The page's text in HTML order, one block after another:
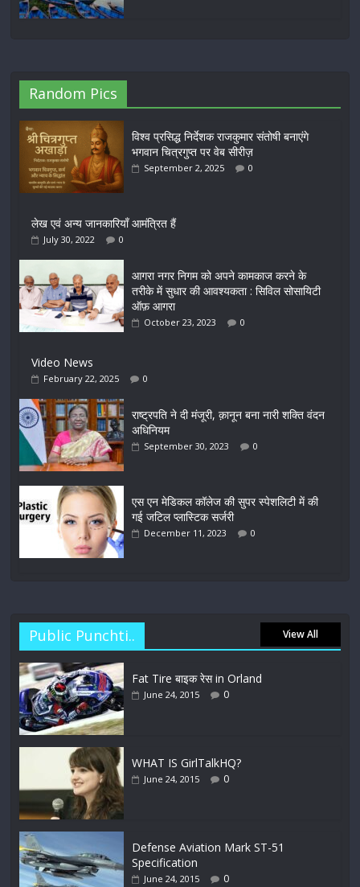
Random Pics
विश्व प्रसिद्ध निर्देशक राजकुमार संतोषी बनाएंगे
भगवान चित्रगुप्त पर वेब सीरीज़
September 2, 2025 0
लेख एवं अन्य जानकारियाँ आमंत्रित हैं
July 30, 2022 0
आगरा नगर निगम को अपने कामकाज करने के
तरीके में सुधार की आवश्यकता : सिविल सोसायिटी
ऑफ़ आगरा
October 23, 2023 0
Video News
February 22, 2025 0
राष्ट्रपति ने दी मंजूरी, क़ानून बना नारी शक्ति वंदन
अधिनियम
September 30, 2023 0
एस एन मेडिकल कॉलेज की सुपर स्पेशलिटी में की
गई जटिल प्लास्टिक सर्जरी
December 11, 2023 0
Public Punchti.. View All
Fat Tire बाइक रेस in Orland
June 24, 2015 0
WHAT IS GirlTalkHQ?
June 24, 2015 0
Defense Aviation Mark ST-51
Specification
June 24, 2015 0